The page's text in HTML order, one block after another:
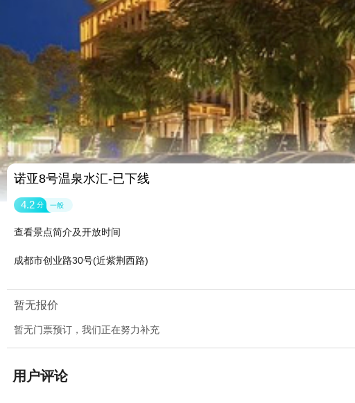
诺亚8号温泉水汇-已下线
4.2 分 一般
查看景点简介及开放时间
成都市创业路30号(近紫荆西路)
暂无报价
暂无门票预订，我们正在努力补充
用户评论